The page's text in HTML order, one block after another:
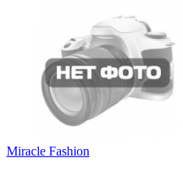
Miracle Fashion